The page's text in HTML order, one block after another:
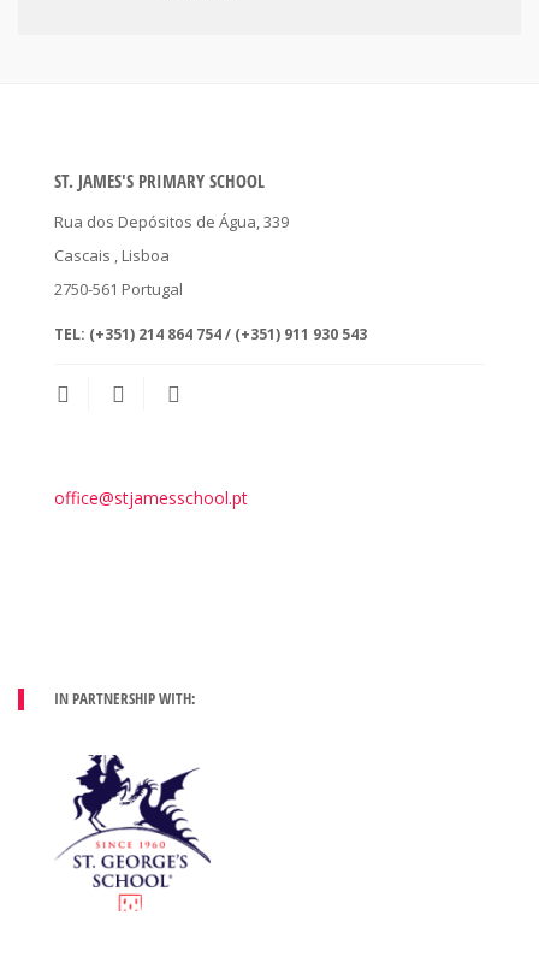
ST. JAMES'S PRIMARY SCHOOL
Rua dos Depósitos de Água, 339
Cascais , Lisboa
2750-561 Portugal
TEL: (+351) 214 864 754 / (+351) 911 930 543
office@stjamesschool.pt
IN PARTNERSHIP WITH: